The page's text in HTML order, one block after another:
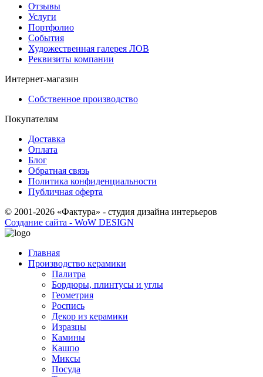
Отзывы
Услуги
Портфолио
События
Художественная галерея ЛОВ
Реквизиты компании
Интернет-магазин
Собственное производство
Покупателям
Доставка
Оплата
Блог
Обратная связь
Политика конфиденциальности
Публичная оферта
© 2001-2026 «Фактура» - студия дизайна интерьеров
Создание сайта - WoW DESIGN
Главная
Производство керамики
Палитра
Бордюры, плинтусы и углы
Геометрия
Роспись
Декор из керамики
Изразцы
Камины
Кашпо
Миксы
Посуда